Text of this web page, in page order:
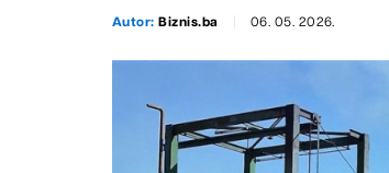
Autor:Biznis.ba 06. 05. 2026.